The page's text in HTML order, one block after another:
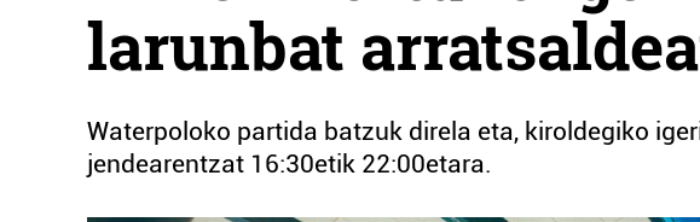
larunbat
Waterpoloko partida batzuk direla eta, kiroldegiko
jendearentzat 16:30etik 22:00etara.